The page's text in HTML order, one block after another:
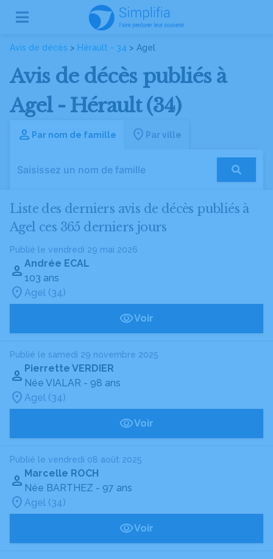
Avis de décès > Hérault - 34 > Agel
Avis de décès publiés à
Agel - Hérault (34)
Par nom de famille Par ville
Liste des derniers avis de décès publiés à
Agel ces 365 derniers jours
Publié le vendredi 29 mai 2026
Andrée ECAL
103 ans
Agel (34)
Voir
Publié le samedi 29 novembre 2025
Pierrette VERDIER
Née VIALAR - 98 ans
Agel (34)
Voir
Publié le vendredi 08 août 2025
Marcelle ROCH
Née BARTHEZ - 97 ans
Agel (34)
Voir